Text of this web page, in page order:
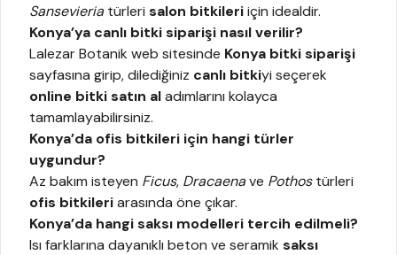
Sansevieria türleri salon bitkileriiçin idealdir.
Konya’ya canlı bitki siparişi nasıl verilir?
Lalezar Botanik web sitesinde Konya bitki siparişi
sayfasına girip, dilediğiniz canlı bitkiyi seçerek
online bitki satın aladımlarını kolayca
tamamlayabilirsiniz.
Konya’da ofis bitkileri için hangi türler
uygundur?
Az bakım isteyen Ficus, Dracaenave Pothostürleri
ofis bitkileriarasında öne çıkar.
Konya’da hangi saksı modelleri tercih edilmeli?
Isı farklarına dayanıklı beton ve seramik saksı